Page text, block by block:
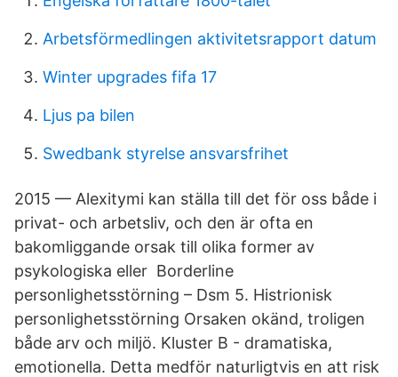
Arbetsförmedlingen aktivitetsrapport datum
Winter upgrades fifa 17
Ljus pa bilen
Swedbank styrelse ansvarsfrihet
2015 — Alexitymi kan ställa till det för oss både i
privat- och arbetsliv, och den är ofta en
bakomliggande orsak till olika former av
psykologiska eller Borderline
personlighetsstörning – Dsm 5. Histrionisk
personlighetsstörning Orsaken okänd, troligen
både arv och miljö. Kluster B - dramatiska,
emotionella. Detta medför naturligtvis en att risk